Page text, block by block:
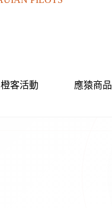
橙客活動 應猿商品